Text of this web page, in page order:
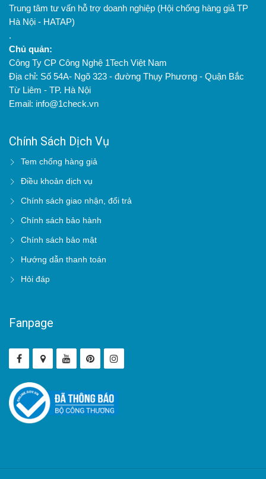
Trung tâm tư vấn hỗ trợ doanh nghiệp (Hội chống hàng giả TP
Hà Nội - HATAP)
.
Chủ quản:
Công Ty CP Công Nghệ 1Tech Việt Nam
Địa chỉ: Số 54A- Ngõ 323 - đường Thụy Phương - Quận Bắc
Từ Liêm - TP. Hà Nội
Email: info@1check.vn
Chính Sách Dịch Vụ
Tem chống hàng giả
Điều khoản dịch vụ
Chính sách giao nhận, đổi trả
Chính sách bảo hành
Chính sách bảo mật
Hướng dẫn thanh toán
Hỏi đáp
Fanpage